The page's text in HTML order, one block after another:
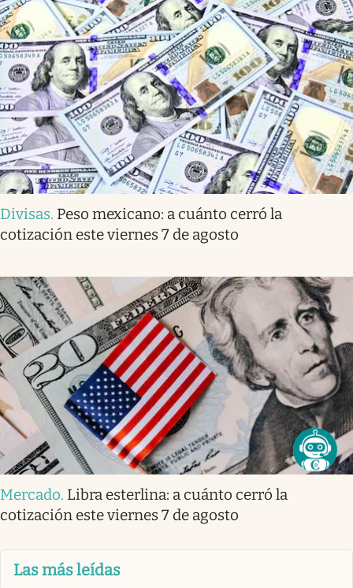
Divisas. Peso mexicano: a cuánto cerró la
cotización este viernes 7 de agosto
Mercado. Libra esterlina: a cuánto cerró la
cotización este viernes 7 de agosto
Las más leídas